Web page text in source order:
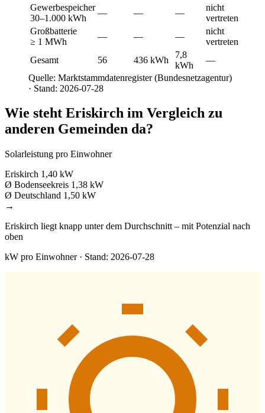
Gewerbespeicher
30–1.000 kWh
— — —
nicht
vertreten
Großbatterie
≥ 1 MWh
— — —
nicht
vertreten
Gesamt
56 436 kWh
7,8
kWh
—
Quelle: Marktstammdatenregister (Bundesnetzagentur)
· Stand: 2026-07-28
Wie steht Eriskirch im Vergleich zu
anderen Gemeinden da?
Solarleistung pro Einwohner
Eriskirch 1,40 kW
Ø Bodenseekreis 1,38 kW
Ø Deutschland 1,50 kW
→
Eriskirch liegt knapp unter dem Durchschnitt – mit Potenzial nach
oben
kW pro Einwohner · Stand: 2026-07-28